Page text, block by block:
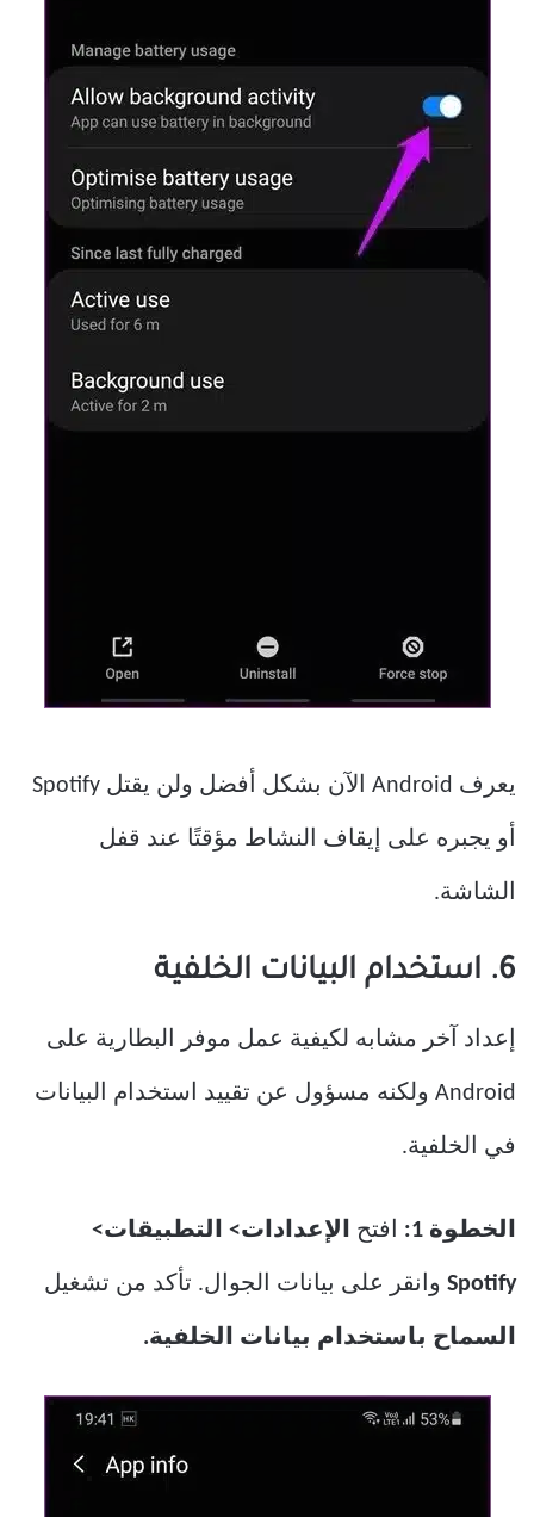
يعرف Android الآن بشكل أفضل ولن يقتل Spotify
أو يجبره على إيقاف النشاط مؤقتًا عند قفل
الشاشة.
6. استخدام البيانات الخلفية
إعداد آخر مشابه لكيفية عمل موفر البطارية على
Android ولكنه مسؤول عن تقييد استخدام البيانات
في الخلفية.
الخطوة 1: افتح الإعدادات> التطبيقات>
Spotify وانقر على بيانات الجوال. تأكد من تشغيل
السماح باستخدام بيانات الخلفية.